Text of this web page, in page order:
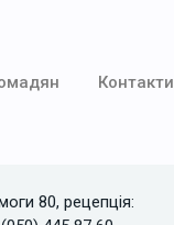
Контакти
80, рецепція: